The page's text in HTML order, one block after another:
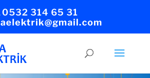
0532 314 65 31